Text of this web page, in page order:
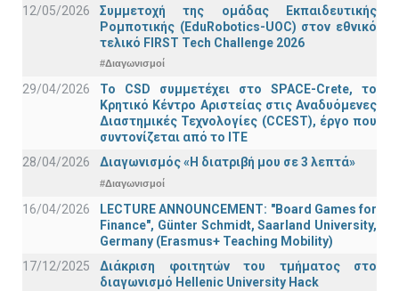
12/05/2026
Συμμετοχή της ομάδας Εκπαιδευτικής
Ρομποτικής (EduRobotics-UOC) στον εθνικό
τελικό FIRST Tech Challenge 2026
#Διαγωνισμοί
29/04/2026
Το CSD συμμετέχει στο SPACE-Crete, το
Κρητικό Κέντρο Αριστείας στις Αναδυόμενες
Διαστημικές Τεχνολογίες (CCEST), έργο που
συντονίζεται από το ΙΤΕ
28/04/2026
Διαγωνισμός «Η διατριβή μου σε 3 λεπτά»
#Διαγωνισμοί
16/04/2026
LECTURE ANNOUNCEMENT: "Board Games for
Finance", Günter Schmidt, Saarland University,
Germany (Erasmus+ Teaching Mobility)
17/12/2025
Διάκριση φοιτητών του τμήματος στο
διαγωνισμό Hellenic University Hack